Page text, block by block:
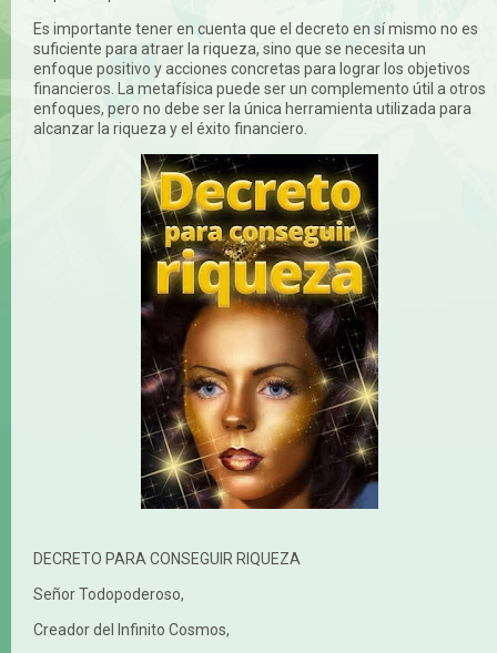
Es importante tener en cuenta que el decreto en sí mismo no es
suficiente para atraer la riqueza, sino que se necesita un
enfoque positivo y acciones concretas para lograr los objetivos
financieros. La metafísica puede ser un complemento útil a otros
enfoques, pero no debe ser la única herramienta utilizada para
alcanzar la riqueza y el éxito financiero.
DECRETO PARA CONSEGUIR RIQUEZA
Señor Todopoderoso,
Creador del Infinito Cosmos,